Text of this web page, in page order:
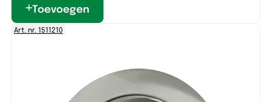
Toevoegen
Art. nr. 1511210